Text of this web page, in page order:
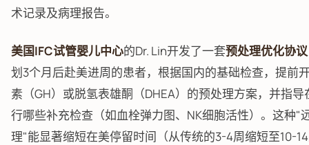
术记录及病理报告。
美国IFC试管婴儿中心的Dr. Lin开发了一套预处理优化协议
划3个月后赴美进周的患者，根据国内的基础检查，提前
素（GH）或脱氢表雄酮（DHEA）的预处理方案，并指导
行哪些补充检查（如血栓弹力图、NK细胞活性）。这种"
理"能显著缩短在美停留时间（从传统的3-4周缩短至10-